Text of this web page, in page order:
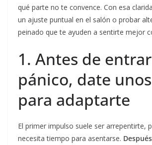
qué parte no te convence. Con esa
un ajuste puntual en el salón o probar
peinado que te ayuden a sentirte mejor
1. Antes de
pánico, date
para adaptarte
El primer impulso suele ser arrepentirte,
necesita tiempo para asentarse.